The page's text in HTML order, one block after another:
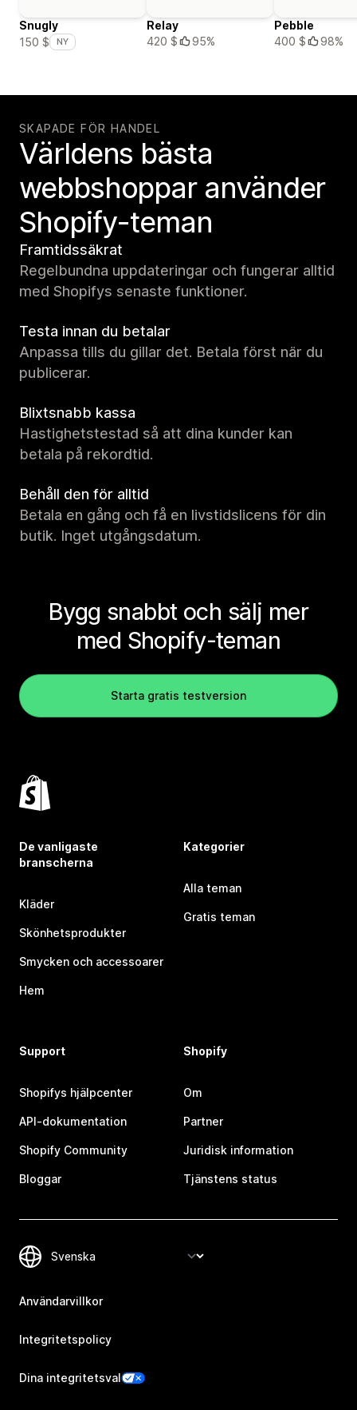
Snugly
150 $
NY
Relay
420 $
95%
Pebble
400 $
98%
SKAPADE FÖR HANDEL
Världens bästa
webbshoppar använder
Shopify-teman
Framtidssäkrat
Regelbundna uppdateringar och fungerar alltid
med Shopifys senaste funktioner.
Testa innan du betalar
Anpassa tills du gillar det. Betala först när du
publicerar.
Blixtsnabb kassa
Hastighetstestad så att dina kunder kan
betala på rekordtid.
Behåll den för alltid
Betala en gång och få en livstidslicens för din
butik. Inget utgångsdatum.
Bygg snabbt och sälj mer
med Shopify-teman
Starta gratis testversion
De vanligaste
branscherna
Kläder
Skönhetsprodukter
Smycken och accessoarer
Hem
Kategorier
Alla teman
Gratis teman
Support
Shopifys hjälpcenter
API-dokumentation
Shopify Community
Bloggar
Shopify
Om
Partner
Juridisk information
Tjänstens status
Användarvillkor
Integritetspolicy
Dina integritetsval